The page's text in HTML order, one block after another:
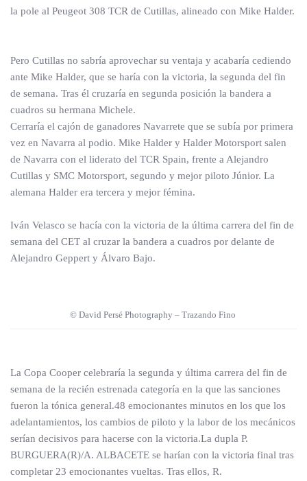
la pole al Peugeot 308 TCR de Cutillas, alineado con Mike Halder.
Pero Cutillas no sabría aprovechar su ventaja y acabaría cediendo
ante Mike Halder, que se haría con la victoria, la segunda del fin
de semana. Tras él cruzaría en segunda posición la bandera a
cuadros su hermana Michele.
Cerraría el cajón de ganadores Navarrete que se subía por primera
vez en Navarra al podio. Mike Halder y Halder Motorsport salen
de Navarra con el liderato del TCR Spain, frente a Alejandro
Cutillas y SMC Motorsport, segundo y mejor piloto Júnior. La
alemana Halder era tercera y mejor fémina.
Iván Velasco se hacía con la victoria de la última carrera del fin de
semana del CET al cruzar la bandera a cuadros por delante de
Alejandro Geppert y Álvaro Bajo.
© David Persé Photography – Trazando Fino
La Copa Cooper celebraría la segunda y última carrera del fin de
semana de la recién estrenada categoría en la que las sanciones
fueron la tónica general.48 emocionantes minutos en los que los
adelantamientos, los cambios de piloto y la labor de los mecánicos
serían decisivos para hacerse con la victoria.La dupla P.
BURGUERA(R)/A. ALBACETE se harían con la victoria final tras
completar 23 emocionantes vueltas. Tras ellos, R.